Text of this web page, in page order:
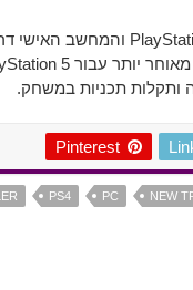
ותקלות תכניות במשחק.
Pinterest
NEW
PC
PS4